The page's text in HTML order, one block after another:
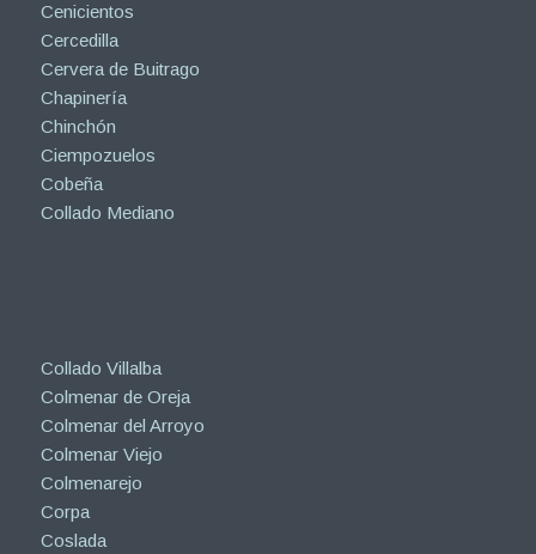
Cenicientos
Cercedilla
Cervera de Buitrago
Chapinería
Chinchón
Ciempozuelos
Cobeña
Collado Mediano
Collado Villalba
Colmenar de Oreja
Colmenar del Arroyo
Colmenar Viejo
Colmenarejo
Corpa
Coslada